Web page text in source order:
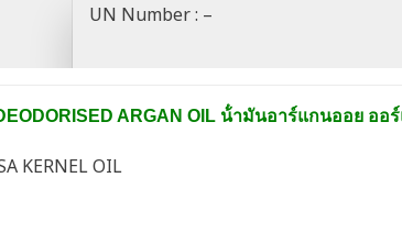
UN Number : –
ARGAN OIL น้ํามันอาร์แกนออย ออ
KERNEL OIL